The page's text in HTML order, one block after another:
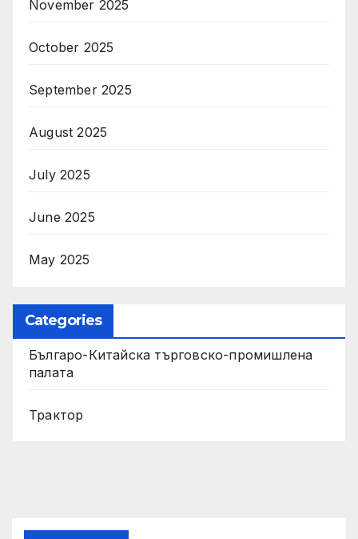
November 2025
October 2025
September 2025
August 2025
July 2025
June 2025
May 2025
Categories
Българо-Китайска търговско-промишлена
палата
Трактор